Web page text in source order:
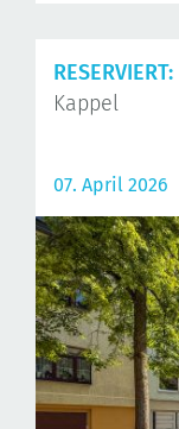
RESERVIERT:
Kappel
07. April 2026